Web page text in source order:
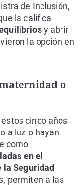
de Inclusión,
la califica
y abrir
la opción en
o
cinco años
a luz o hayan
como
en el
la Seguridad
permiten a las